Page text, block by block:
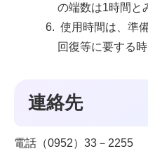
の端数は1時間と
使用時間は、準
回復等に要する
連絡先
電話（0952）33－2255